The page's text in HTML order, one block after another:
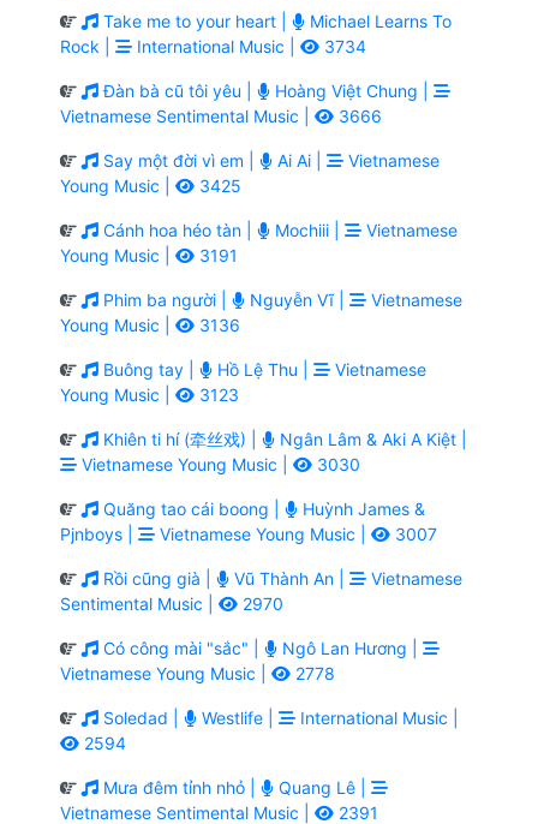
Take me to your heart |
Michael Learns To
Rock |
International Music | 3734
Đàn bà cũ tôi yêu |
Hoàng Việt Chung |
Vietnamese Sentimental Music |
3666
Say một đời vì em | Ai Ai |
Vietnamese
Young Music |
3425
Cánh hoa héo tàn | Mochiii |
Vietnamese
Young Music |
3191
Phim ba người | Nguyễn Vĩ |
Vietnamese
Young Music |
3136
Buông tay | Hồ Lệ Thu |
Vietnamese
Young Music |
3123
Khiên ti hí (牵丝戏) |
Ngân Lâm & Aki A Kiệt |
Vietnamese Young Music |
3030
Quăng tao cái boong |
Huỳnh James &
Pjnboys |
Vietnamese Young Music | 3007
Rồi cũng già | Vũ Thành An |
Vietnamese
Sentimental Music |
2970
Có công mài "sắc" |
Ngô Lan Hương |
Vietnamese Young Music |
2778
Soledad | Westlife |
International Music |
2594
Mưa đêm tỉnh nhỏ |
Quang Lê |
Vietnamese Sentimental Music |
2391